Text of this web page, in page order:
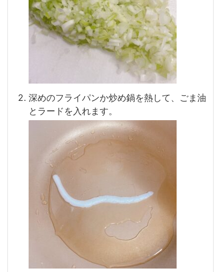
深めのフライパンか炒め鍋を熱して、ごま油
とラードを入れます。